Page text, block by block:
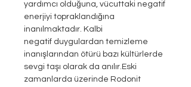
yardımcı olduğuna, vücuttaki negatif
enerjiyi topraklandığına
inanılmaktadır. Kalbi
negatif duygulardan temizleme
inanışlarından ötürü bazı kültürlerde
sevgi taşı olarak da anılır.Eski
zamanlarda üzerinde Rodonit